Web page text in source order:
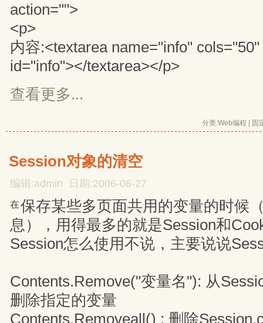
action="">
<p>
内容:<textarea name="info"
id="info"></textarea></p>
查看更多...
分类:Web编程 固
Session对象的清空
编辑:admin 日期:2006-06-27
在保存某些多页面共用的变量的时候
息），用得最多的就是Session和
Session怎么使用不说，主要说说
Contents.Remove("变量名"): 从
删除指定的变量
Contents.Removeall() : 删除